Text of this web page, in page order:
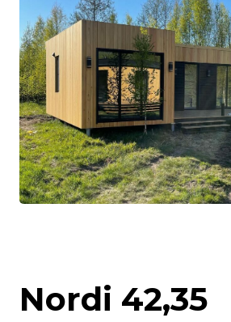
Nordi 42,35